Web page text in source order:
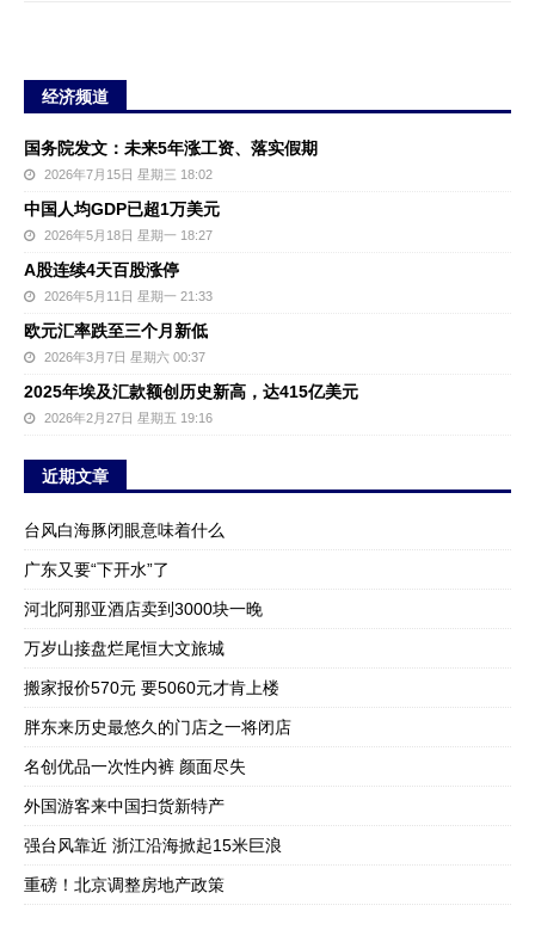
经济频道
国务院发文：未来5年涨工资、落实假期
2026年7月15日 星期三 18:02
中国人均GDP已超1万美元
2026年5月18日 星期一 18:27
A股连续4天百股涨停
2026年5月11日 星期一 21:33
欧元汇率跌至三个月新低
2026年3月7日 星期六 00:37
2025年埃及汇款额创历史新高，达415亿美元
2026年2月27日 星期五 19:16
近期文章
台风白海豚闭眼意味着什么
广东又要“下开水”了
河北阿那亚酒店卖到3000块一晚
万岁山接盘烂尾恒大文旅城
搬家报价570元 要5060元才肯上楼
胖东来历史最悠久的门店之一将闭店
名创优品一次性内裤 颜面尽失
外国游客来中国扫货新特产
强台风靠近 浙江沿海掀起15米巨浪
重磅！北京调整房地产政策